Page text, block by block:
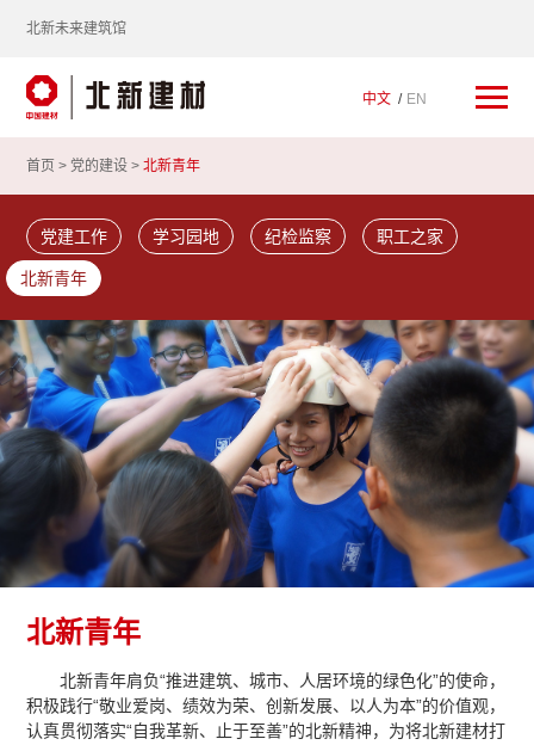
北新未来建筑馆
中文 EN
首页 > 党的建设 > 北新青年
党建工作 学习园地 纪检监察 职工之家
北新青年
北新青年
北新青年肩负“推进建筑、城市、人居环境的绿色化”的使命，
积极践行“敬业爱岗、绩效为荣、创新发展、以人为本”的价值观，
认真贯彻落实“自我革新、止于至善”的北新精神，为将北新建材打